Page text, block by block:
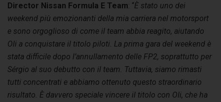
Director Nissan Formula E Team: “È stato uno dei
weekend più emozionanti della mia carriera nel motorsport
e sono orgoglioso di come il team abbia reagito, aiutando
Oli a conquistare il titolo piloti. La prima gara del weekend è
stata difficile dopo l’annullamento delle FP2, soprattutto per
Sérgio al suo debutto con il team. Tuttavia, siamo rimasti
tutti concentrati e abbiamo ottenuto questo straordinario
risultato. È davvero speciale vincere il titolo con Oli, che ha